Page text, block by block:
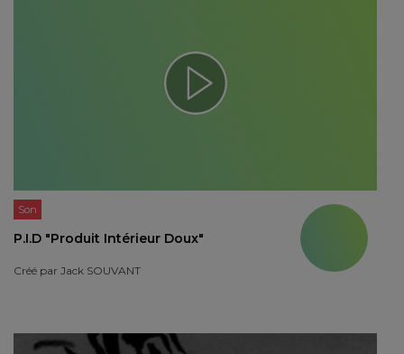
Son
P.I.D "Produit Intérieur Doux"
Créé par Jack SOUVANT